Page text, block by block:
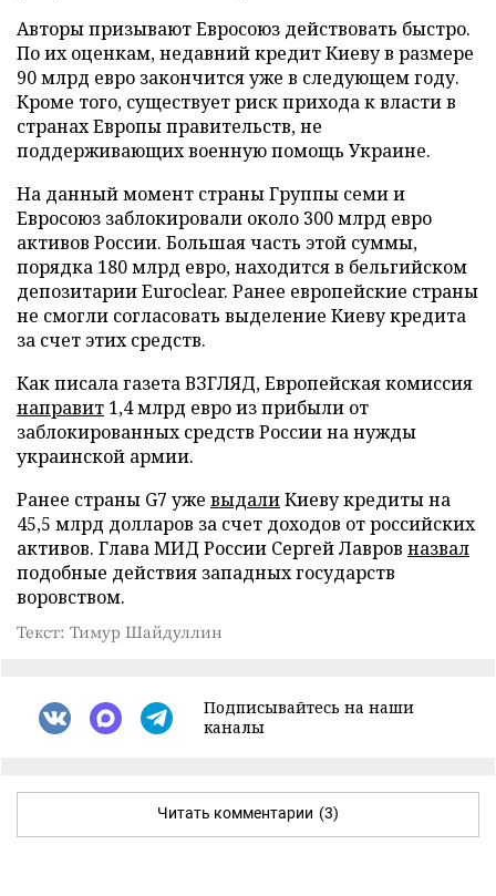
Авторы призывают Евросоюз действовать быстро.
По их оценкам, недавний кредит Киеву в размере
90 млрд евро закончится уже в следующем году.
Кроме того, существует риск прихода к власти в
странах Европы правительств, не
поддерживающих военную помощь Украине.
На данный момент страны Группы семи и
Евросоюз заблокировали около 300 млрд евро
активов России. Большая часть этой суммы,
порядка 180 млрд евро, находится в бельгийском
депозитарии Euroclear. Ранее европейские страны
не смогли согласовать выделение Киеву кредита
за счет этих средств.
Как писала газета ВЗГЛЯД, Европейская комиссия
направит 1,4 млрд евро из прибыли от
заблокированных средств России на нужды
украинской армии.
Ранее страны G7 уже выдалиКиеву кредиты на
45,5 млрд долларов за счет доходов от российских
активов. Глава МИД России Сергей Лавров назвал
подобные действия западных государств
воровством.
Текст: Тимур Шайдуллин
Подписывайтесь на наши
каналы
Читать комментарии (3)